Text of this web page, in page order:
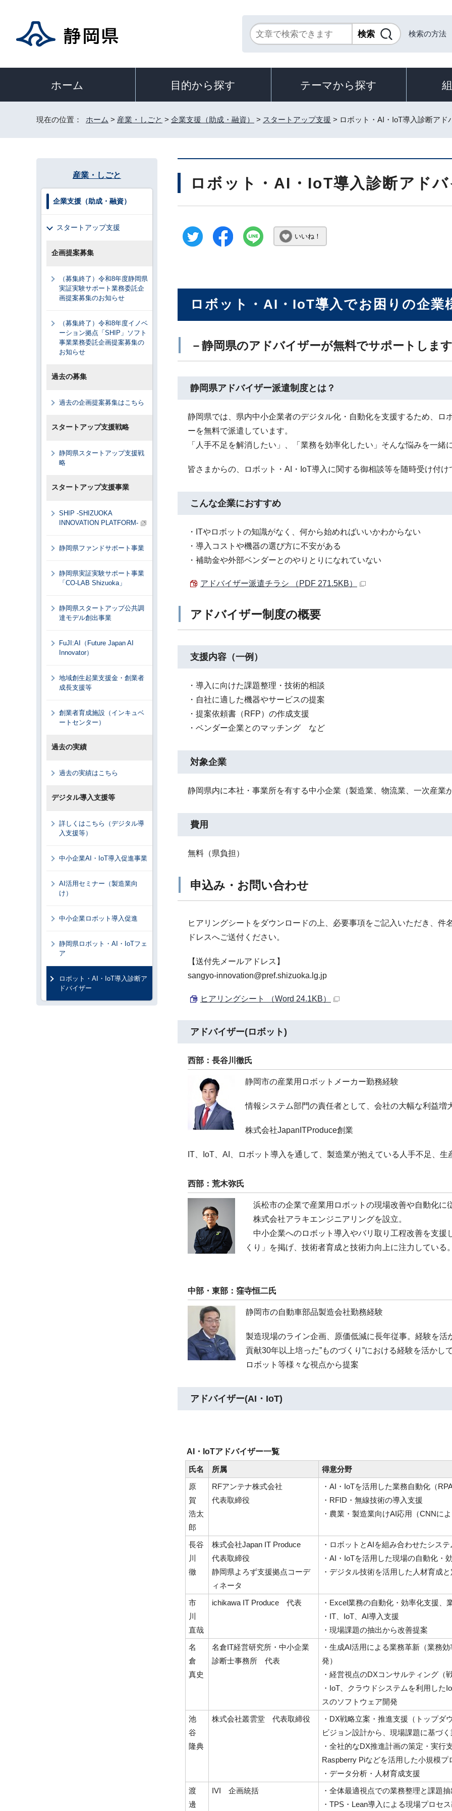
検索の方法
ホーム 目的から探す テーマから探す
現在の位置： ホーム > 産業・しごと > 企業支援（助成・融資） > スタートアップ支援 > ロボット・AI・IoT導入診断アド
ロボット・AI・IoT導入診断アド
いいね！
ロボット・AI・IoT導入でお困りの企業
－静岡県のアドバイザーが無料でサポートしま
静岡県アドバイザー派遣制度とは？
静岡県では、県内中小企業者のデジタル化・自動化を支援するため、ロ
ーを無料で派遣しています。
「人手不足を解消したい」、「業務を効率化したい」そんな悩みを一緒
皆さまからの、ロボット・AI・IoT導入に関する御相談等を随時受け付け
こんな企業におすすめ
・ITやロボットの知識がなく、何から始めればいいかわからない
・導入コストや機器の選び方に不安がある
・補助金や外部ベンダーとのやりとりになれていない
アドバイザー派遣チラシ （PDF 271.5KB）
アドバイザー制度の概要
支援内容（一例）
・導入に向けた課題整理・技術的相談
・自社に適した機器やサービスの提案
・提案依頼書（RFP）の作成支援
・ベンダー企業とのマッチング など
対象企業
静岡県内に本社・事業所を有する中小企業（製造業、物流業、一次産業
費用
無料（県負担）
申込み・お問い合わせ
ヒアリングシートをダウンロードの上、必要事項をご記入いただき、
ドレスへご送付ください。
【送付先メールアドレス】
sangyo-innovation@pref.shizuoka.lg.jp
ヒアリングシート （Word 24.1KB）
アドバイザー(ロボット)
西部：長谷川徹氏
静岡市の産業用ロボットメーカー勤務経験
情報システム部門の責任者として、会社の大幅な利益増
株式会社JapanITProduce創業
IT、IoT、AI、ロボット導入を通して、製造業が抱えている人手不足、
西部：荒木弥氏
浜松市の企業で産業用ロボットの現場改善や自動化に
株式会社アラキエンジニアリングを設立。
中小企業へのロボット導入やバリ取り工程改善を支
くり」を掲げ、技術者育成と技術力向上に注力している
中部・東部：窪寺恒二氏
静岡市の自動車部品製造会社勤務経験
製造現場のライン企画、原価低減に長年従事。経験を
貢献30年以上培った”ものづくり”における経験を活か
ロボット等様々な視点から提案
アドバイザー(AI・IoT)
AI・IoTアドバイザー一覧
氏名 所属
得意分野
原
賀
浩太
郎
RFアンテナ株式会社
代表取締役
・AI・IoTを活用した業務自動化（
・RFID・無線技術の導入支援
・農業・製造業向けAI応用（CNNに
長谷
川
徹
株式会社Japan IT Produce
代表取締役
静岡県よろず支援拠点コーデ
ィネータ
・ロボットとAIを組み合わせたシス
・AI・IoTを活用した現場の自動化・
・デジタル技術を活用した人材育成
市
川
直哉
ichikawa IT Produce 代表
・Excel業務の自動化・効率化支援、
・IT、IoT、AI導入支援
・現場課題の抽出から改善提案
名
倉
真史
名倉IT経営研究所・中小企業
診断士事務所 代表
・生成AI活用による業務革新（業務
発）
・経営視点のDXコンサルティング（
・IoT、クラウドシステムを利用し
スのソフトウェア開発
池
谷
隆典
株式会社叢雲堂 代表取締役
・DX戦略立案・推進支援（トップダ
ビジョン設計から、現場課題に基づ
・全社的なDX推進計画の策定・実行
Raspberry Piなどを活用した小規模プ
・データ分析・人材育成支援
渡
邊
IVI 企画統括
・全体最適視点での業務整理と課題
・TPS・Lean導入による現場プロセ
産業・しごと
企業支援（助成・融資）
スタートアップ支援
企画提案募集
（募集終了）令和8年度静岡県
実証実験サポート業務委託企
画提案募集のお知らせ
（募集終了）令和8年度イノベ
ーション拠点「SHIP」ソフト
事業業務委託企画提案募集の
お知らせ
過去の募集
過去の企画提案募集はこちら
スタートアップ支援戦略
静岡県スタートアップ支援戦
略
スタートアップ支援事業
SHIP -SHIZUOKA
INNOVATION PLATFORM-
静岡県ファンドサポート事業
静岡県実証実験サポート事業
「CO-LAB Shizuoka」
静岡県スタートアップ公共調
達モデル創出事業
FuJI:AI（Future Japan AI
Innovator）
地域創生起業支援金・創業者
成長支援等
創業者育成施設（インキュベ
ートセンター）
過去の実績
過去の実績はこちら
デジタル導入支援等
詳しくはこちら（デジタル導
入支援等）
中小企業AI・IoT導入促進事業
AI活用セミナー（製造業向
け）
中小企業ロボット導入促進
静岡県ロボット・AI・IoTフェ
ア
ロボット・AI・IoT導入診断ア
ドバイザー